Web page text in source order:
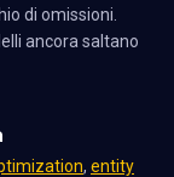
di omissioni.
ancora saltano
, entity